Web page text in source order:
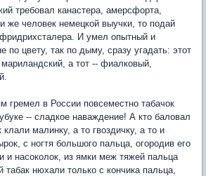
требовал канастера, амерсфорта,
же человек немецкой выучки, то подай
И умел опытный и
по цвету, так по дыму, сразу угадать: этот
мариландский, а тот -- фиалковый,
гремел в России повсеместно табачок
-- сладкое наваждение! А кто баловал
клали малинку, а то гвоздичку, а то и
с ногтя большого пальца, огородив его
и насоколок, из ямки меж тяжей пальца
табак нюхали только с кончика пальца,